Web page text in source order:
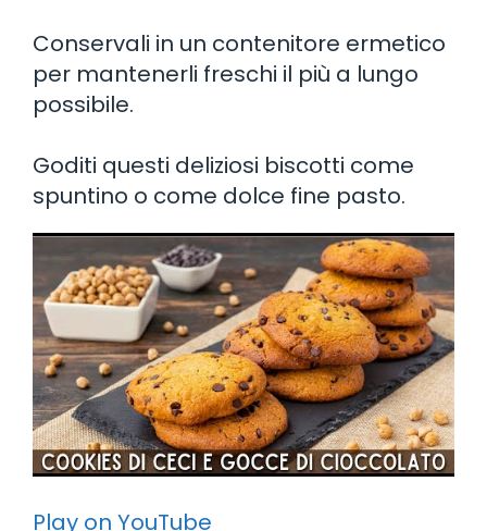
Conservali in un contenitore ermetico
per mantenerli freschi il più a lungo
possibile.
Goditi questi deliziosi biscotti come
spuntino o come dolce fine pasto.
Play on YouTube